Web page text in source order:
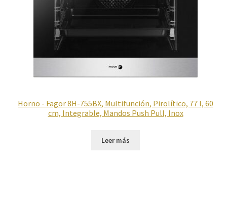
Televisión
Ventiladores
Horno - Fagor 8H-755BX, Multifunción, Pirolítico, 77 l, 60
cm, Integrable, Mandos Push Pull, Inox
Leer más